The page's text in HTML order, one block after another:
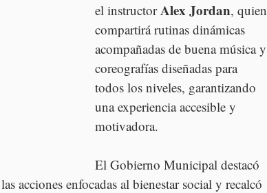
el instructor Alex Jordan, quien
compartirá rutinas dinámicas
acompañadas de buena música y
coreografías diseñadas para
todos los niveles, garantizando
una experiencia accesible y
motivadora.
El Gobierno Municipal destacó
acciones enfocadas al bienestar social y recalcó